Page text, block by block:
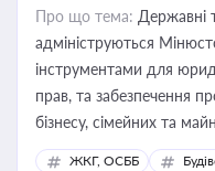
Про що тема: Державні
адмініструються
інструментами для
прав, та забезпечення
бізнесу, сімейних та
ЖКГ, ОСББ